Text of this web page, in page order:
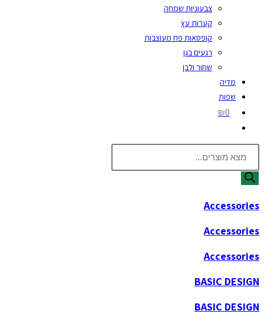
צבעוניות שמחה
קערות עץ
קופסאות פח מעוצבות
רגעים בגן
שחור ולבן
מדיה
שפות
₪0
Accessories
Accessories
Accessories
BASIC DESIGN
BASIC DESIGN